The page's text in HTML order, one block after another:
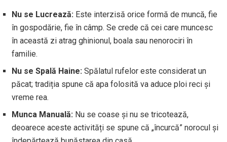
Nu se Lucrează: Este interzisă orice formă de muncă, fie
în gospodărie, fie în câmp. Se crede că cei care muncesc
în această zi atrag ghinionul, boala sau nenorociri în
familie.
Nu se Spală Haine: Spălatul rufelor este considerat un
păcat; tradiția spune că apa folosită va aduce ploi reci și
vreme rea.
Munca Manuală: Nu se coase și nu se tricotează,
deoarece aceste activități se spune că „încurcă” norocul și